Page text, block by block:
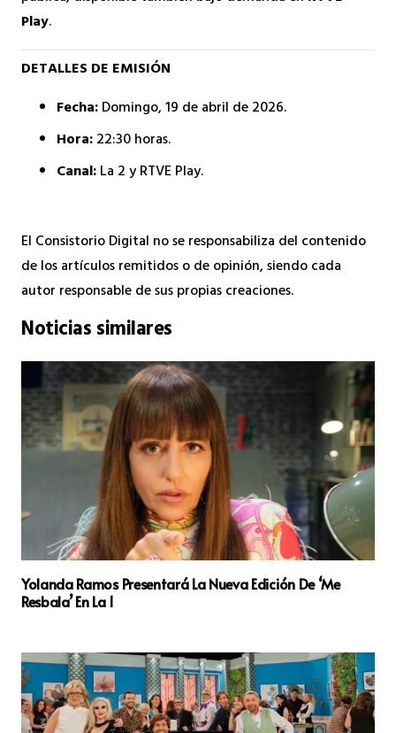
Play.
DETALLES DE EMISIÓN
Fecha:Domingo, 19 de abril de 2026.
Hora:22:30 horas.
Canal:La 2 y RTVE Play.
El Consistorio Digital no se responsabiliza del contenido
de los artículos remitidos o de opinión, siendo cada
autor responsable de sus propias creaciones.
Noticias similares
Yolanda Ramos Presentará La Nueva Edición De ‘Me
Resbala’ En La 1